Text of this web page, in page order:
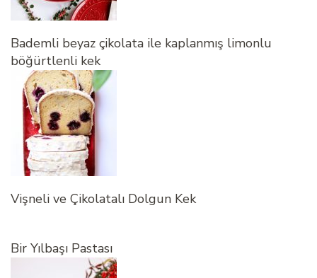
Bademli beyaz çikolata ile kaplanmış limonlu
böğürtlenli kek
Vişneli ve Çikolatalı Dolgun Kek
Bir Yılbaşı Pastası